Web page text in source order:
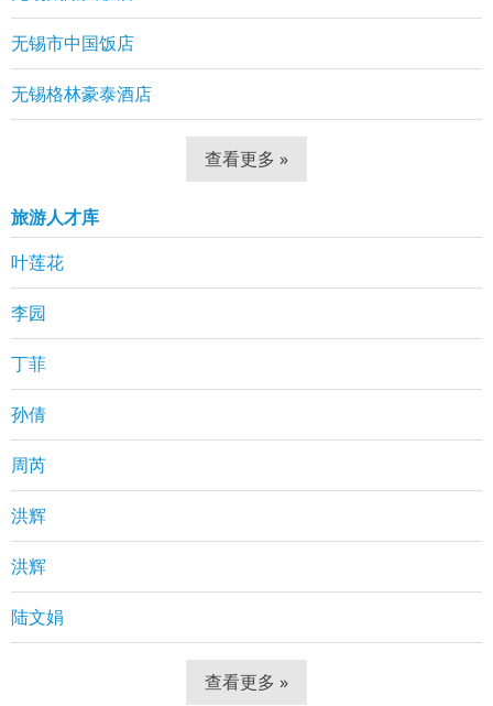
无锡市中国饭店
无锡格林豪泰酒店
查看更多 »
旅游人才库
叶莲花
李园
丁菲
孙倩
周芮
洪辉
洪辉
陆文娟
查看更多 »